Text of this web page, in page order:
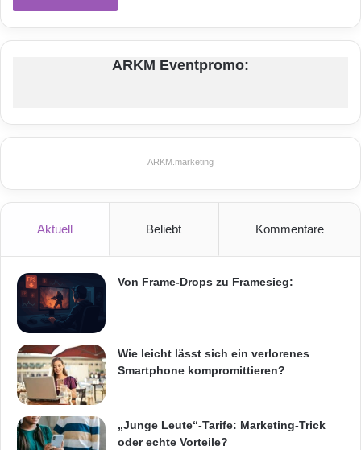
ARKM Eventpromo:
ARKM.marketing
Aktuell Beliebt Kommentare
Von Frame-Drops zu Framesieg:
Wie leicht lässt sich ein verlorenes
Smartphone kompromittieren?
„Junge Leute“-Tarife: Marketing-Trick
oder echte Vorteile?